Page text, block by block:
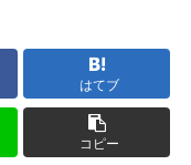
はてブ
コピー